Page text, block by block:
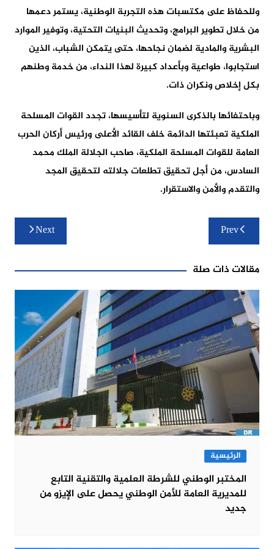
وللحفاظ على مكتسبات هذه التجربة الوطنية، يستمر دعمها
من خلال تطوير البرامج، وتحديث البنيات التحتية، وتوفير الموارد
البشرية والمادية لضمان نجاحها، حتى يتمكن الشباب، الذين
استجابوا، طواعية وبأعداد كبيرة لهذا النداء، من خدمة وطنهم
بكل إخلاص ونكران ذات.
وباحتفائها بالذكرى السنوية لتأسيسها، تجدد القوات المسلحة
الملكية تعبئتها الدائمة خلف القائد الأعلى ورئيس أركان الحرب
العامة للقوات المسلحة الملكية، صاحب الجلالة الملك محمد
السادس، من أجل تحقيق تطلعات جلالته لتحقيق المجد
والتقدم والأمن والاستقرار.
تصفّح
المقالات
Prev
Next
مقالات ذات صلة
الرئيسية
المختبر الوطني للشرطة العلمية والتقنية التابع
للمديرية العامة للأمن الوطني يحصل على الإيزو من
جديد